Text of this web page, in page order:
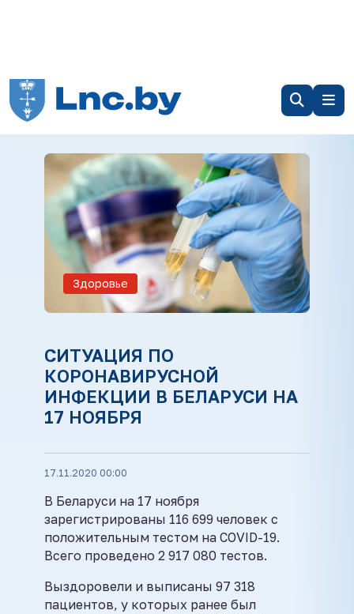
Здоровье
СИТУАЦИЯ ПО
КОРОНАВИРУСНОЙ
ИНФЕКЦИИ В БЕЛАРУСИ НА
17 НОЯБРЯ
17.11.2020 00:00
В Беларуси на 17 ноября
зарегистрированы 116 699 человек с
положительным тестом на COVID-19.
Всего проведено 2 917 080 тестов.
Выздоровели и выписаны 97 318
пациентов, у которых ранее был